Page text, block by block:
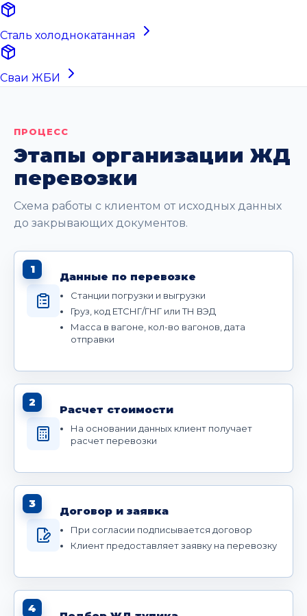
Сталь холоднокатанная
Сваи ЖБИ
ПРОЦЕСС
Этапы организации ЖД
перевозки
Схема работы с клиентом от исходных данных
до закрывающих документов.
1
Данные по перевозке
Станции погрузки и выгрузки
Груз, код ЕТСНГ/ГНГ или ТН ВЭД
Масса в вагоне, кол-во вагонов, дата
отправки
2
Расчет стоимости
На основании данных клиент получает
расчет перевозки
3
Договор и заявка
При согласии подписывается договор
Клиент предоставляет заявку на перевозку
4